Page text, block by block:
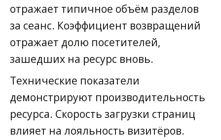
отражает типичное объём разделов
за сеанс. Коэффициент возвращений
отражает долю посетителей,
зашедших на ресурс вновь.
Технические показатели
демонстрируют производительность
ресурса. Скорость загрузки страниц
влияет на лояльность визитёров.